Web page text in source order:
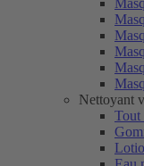
Nettoyant
Tout